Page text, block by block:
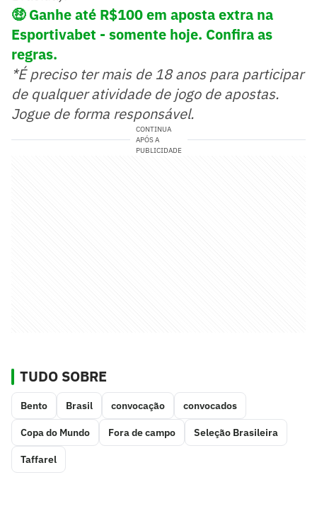
🤑 Ganhe até R$100 em aposta extra na
Esportivabet - somente hoje. Confira as
regras.
*É preciso ter mais de 18 anos para participar
de qualquer atividade de jogo de apostas.
Jogue de forma responsável.
CONTINUA
APÓS A
PUBLICIDADE
TUDO SOBRE
Bento Brasil convocação convocados
Copa do Mundo Fora de campo Seleção Brasileira
Taffarel